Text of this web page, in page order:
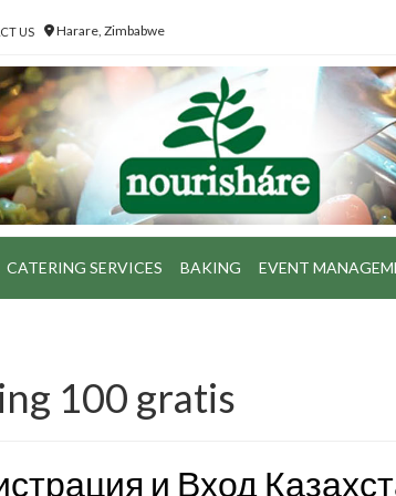
US Harare, Zimbabwe
CATERING SERVICES BAKING EVENT
100 gratis
и Вход